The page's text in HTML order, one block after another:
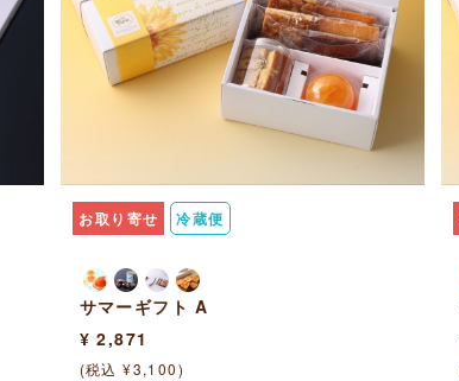
お取り寄せ 冷蔵便
サマーギフト A
¥ 2,871
(税込 ¥3,100)